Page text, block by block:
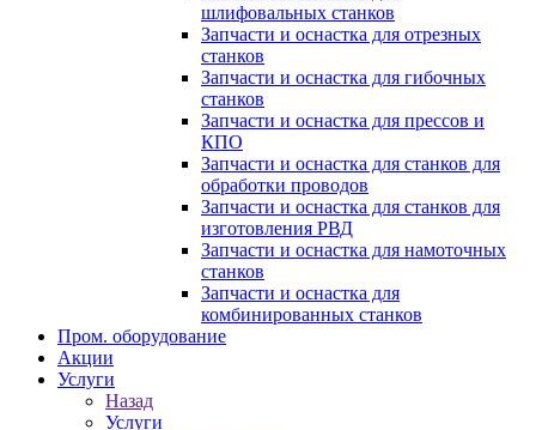
шлифовальных станков
Запчасти и оснастка для отрезных
станков
Запчасти и оснастка для гибочных
станков
Запчасти и оснастка для прессов и
КПО
Запчасти и оснастка для станков для
обработки проводов
Запчасти и оснастка для станков для
изготовления РВД
Запчасти и оснастка для намоточных
станков
Запчасти и оснастка для
комбинированных станков
Пром. оборудование
Акции
Услуги
Назад
Услуги